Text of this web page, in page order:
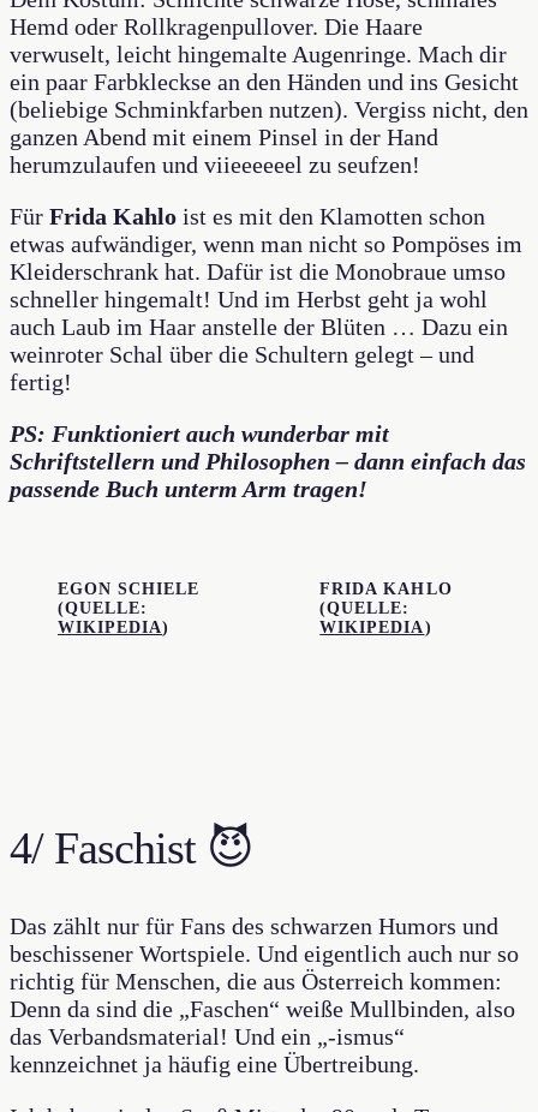
Hemd oder Rollkragenpullover. Die Haare
verwuselt, leicht hingemalte Augenringe. Mach dir
ein paar Farbkleckse an den Händen und ins Gesicht
(beliebige Schminkfarben nutzen). Vergiss nicht, den
ganzen Abend mit einem Pinsel in der Hand
herumzulaufen und viieeeeeel zu seufzen!
Für Frida Kahlo ist es mit den Klamotten schon
etwas aufwändiger, wenn man nicht so Pompöses im
Kleiderschrank hat. Dafür ist die Monobraue umso
schneller hingemalt! Und im Herbst geht ja wohl
auch Laub im Haar anstelle der Blüten … Dazu ein
weinroter Schal über die Schultern gelegt – und
fertig!
PS: Funktioniert auch wunderbar mit
Schriftstellern und Philosophen – dann einfach das
passende Buch unterm Arm tragen!
EGON SCHIELE
(QUELLE:
WIKIPEDIA)
FRIDA KAHLO
(QUELLE:
WIKIPEDIA)
4/ Faschist 😈
Das zählt nur für Fans des schwarzen Humors und
beschissener Wortspiele. Und eigentlich auch nur so
richtig für Menschen, die aus Österreich kommen:
Denn da sind die „Faschen“ weiße Mullbinden, also
das Verbandsmaterial! Und ein „-ismus“
kennzeichnet ja häufig eine Übertreibung.